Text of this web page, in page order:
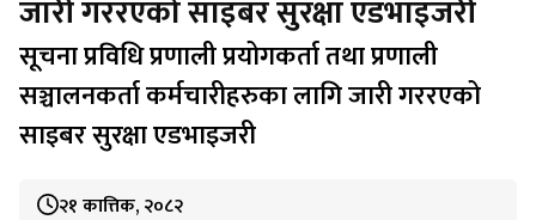
जारी गररएको साइबर सुरक्षा एडभाइजरी
सूचना प्रविधि प्रणाली प्रयोगकर्ता तथा प्रणाली
सञ्चालनकर्ता कर्मचारीहरुका लागि जारी गररएको
साइबर सुरक्षा एडभाइजरी
२१ कात्तिक, २०८२